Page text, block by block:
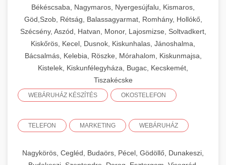
Békéscsaba, Nagymaros, Nyergesújfalu, Kismaros,
Göd,Szob, Rétság, Balassagyarmat, Romhány, Hollókő,
Szécsény, Aszód, Hatvan, Monor, Lajosmizse, Soltvadkert,
Kiskőrös, Kecel, Dusnok, Kiskunhalas, Jánoshalma,
Bácsalmás, Kelebia, Röszke, Mórahalom, Kiskunmajsa,
Kistelek, Kiskunfélegyháza, Bugac, Kecskemét,
Tiszakécske
WEBÁRUHÁZ KÉSZÍTÉS OKOSTELEFON
TELEFON MARKETING WEBÁRUHÁZ
Nagykörös, Cegléd, Budaörs, Pécel, Gödöllő, Dunakeszi,